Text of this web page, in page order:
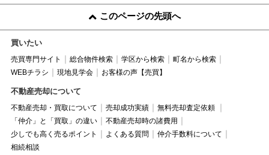
このページの先頭へ
買いたい
売買専門サイト 総合物件検索 学区から検索
町名から検索
WEBチラシ
現地見学会 お客様の声【売買】
不動産売却について
不動産売却・買取について 売却成功実績
無料売却査定依頼
「仲介」と「買取」の違い
不動産売却時の諸費用
少しでも高く売るポイント
よくある質問
仲介手数料について
相続相談